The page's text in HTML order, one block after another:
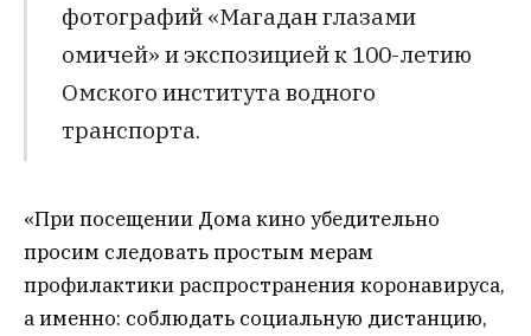
фотографий «Магадан глазами
омичей» и экспозицией к 100-летию
Омского института водного
транспорта.
«При посещении Дома кино убедительно
просим следовать простым мерам
профилактики распространения коронавируса,
а именно: соблюдать социальную дистанцию,